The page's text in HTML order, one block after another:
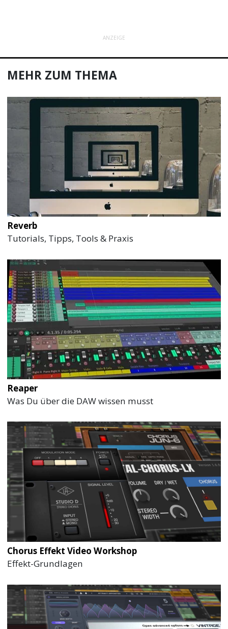
ANZEIGE
MEHR ZUM THEMA
Reverb
Tutorials, Tipps, Tools & Praxis
Reaper
Was Du über die DAW wissen musst
Chorus Effekt Video Workshop
Effekt-Grundlagen